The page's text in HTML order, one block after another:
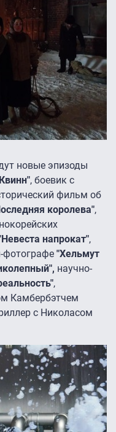
новые эпизоды
, боевик с
фильм об
королева",
напрокат",
фотографе "Хельмут
научно-
,
Камбербэтчем
с Николасом